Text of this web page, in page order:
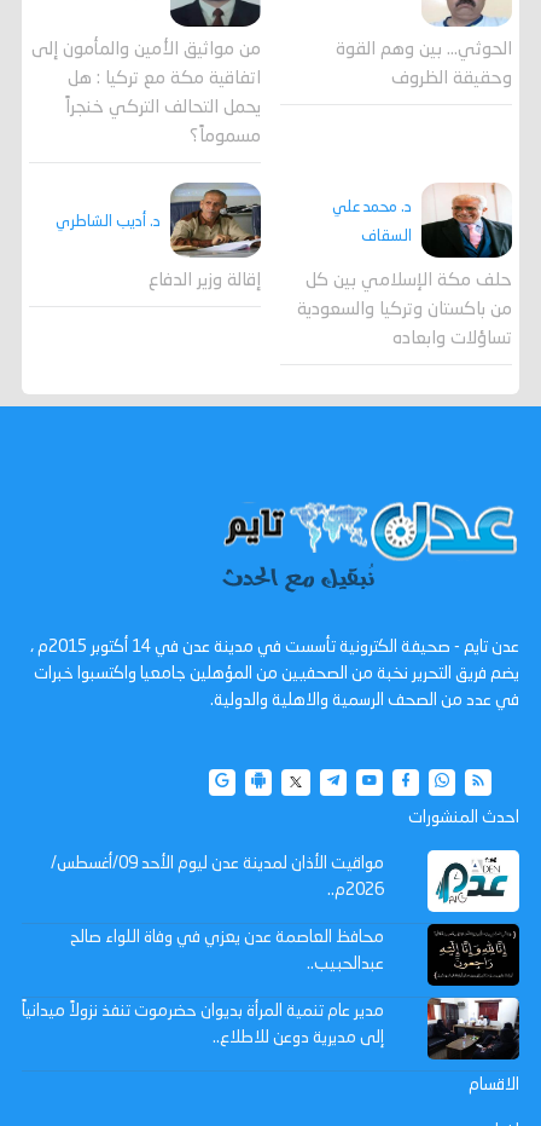
الحوثي... بين وهم القوة
وحقيقة الظروف
من مواثيق الأمين والمأمون إلى
اتفاقية مكة مع تركيا : هل
يحمل التحالف التركي خنجراً
مسموماً؟
د. محمد علي
السقاف
حلف مكة الإسلامي بين كل
من باكستان وتركيا والسعودية
تساؤلات وابعاده
د. أديب الشاطري
إقالة وزير الدفاع
عدن تايم - صحيفة الكترونية تأسست في مدينة عدن في 14 أكتوبر 2015م ،
يضم فريق التحرير نخبة من الصحفيين من المؤهلين جامعيا واكتسبوا خبرات
في عدد من الصحف الرسمية والاهلية والدولية.
احدث المنشورات
مواقيت الأذان لمدينة عدن ليوم الأحد 09/أغسطس/
2026م..
محافظ العاصمة عدن يعزي في وفاة اللواء صالح
عبدالحبيب..
مدير عام تنمية المرأة بديوان حضرموت تنفذ نزولاً ميدانياً
إلى مديرية دوعن للاطلاع..
الاقسام